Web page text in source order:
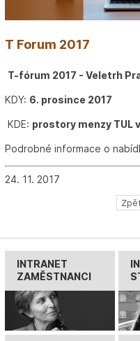
T Forum 2017
T-fórum 2017 - Veletrh
KDY: 6. prosince 2017
KDE: prostory menzy TUL
Podrobné informace o
24. 11. 2017
INTRANET
ZAMĚSTNANCI